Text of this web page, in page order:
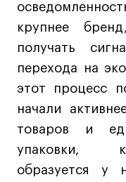
Войти в кампус
Дни открытых
Дни открытых
крупнее
получать
перехода на
этот процесс
начали
товаров и
упаковки,
образуется у